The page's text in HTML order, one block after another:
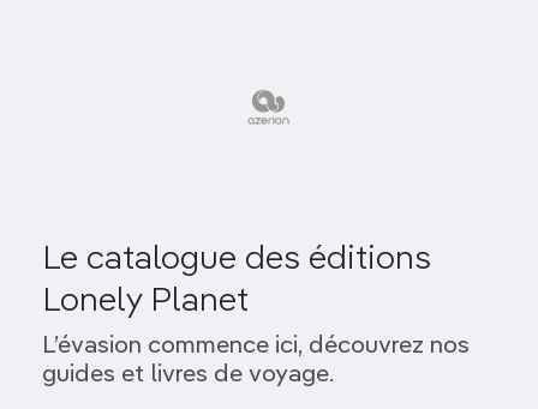
Le catalogue des éditions
Lonely Planet
L’évasion commence ici, découvrez nos
guides et livres de voyage.